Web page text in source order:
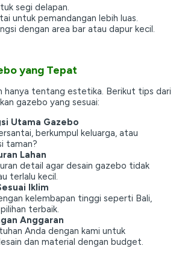
segi delapan.
untuk pemandangan lebih luas.
dengan area bar atau dapur kecil.
yang Tepat
hanya tentang estetika. Berikut tips dari
gazebo yang sesuai:
Utama Gazebo
berkumpul keluarga, atau
taman?
Lahan
detail agar desain gazebo tidak
terlalu kecil.
Iklim
kelembapan tinggi seperti Bali,
terbaik.
Anggaran
Anda dengan kami untuk
dan material dengan budget.